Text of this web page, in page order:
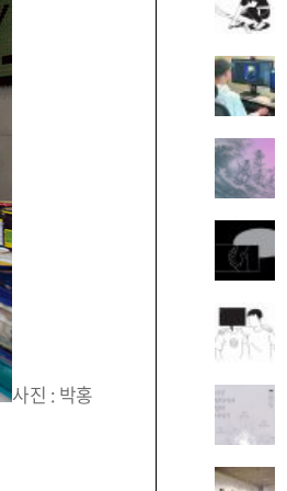
사진 : 박홍